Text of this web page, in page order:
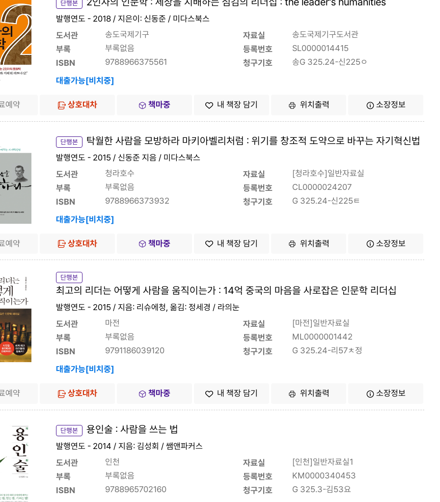
단행본
발행연도 - 2018 / 지은이: 신동준 / 미다스북스
도서관
송도국제기구 자료실
송도국제기구도서관
부록
부록없음 등록번호
SL0000014415
ISBN
9788966375561 청구기호
송G 325.24-신225ㅇ
대출가능[비치중]
예약 상호대차 책마중 내 책장 담기 위치출력 소장정보
단행본 탁월한 사람을 모방하라 마키아벨리처럼 : 위기를 창조적 도약으로 바꾸는 자기혁신법
발행연도 - 2015 / 신동준 지음 / 미다스북스
도서관
청라호수 자료실
[청라호수]일반자료실
부록
부록없음 등록번호
CL0000024207
ISBN
9788966373932 청구기호
G 325.24-신225ㅌ
대출가능[비치중]
예약 상호대차 책마중 내 책장 담기 위치출력 소장정보
단행본
최고의 리더는 어떻게 사람을 움직이는가 : 14억 중국의 마음을 사로잡은 인문학 리더십
발행연도 - 2015 / 지음: 리슈에청, 옮김: 정세경 / 라의눈
도서관
마전 자료실
[마전]일반자료실
부록
부록없음 등록번호
ML0000001442
ISBN
9791186039120 청구기호
G 325.24-리57ㅊ정
대출가능[비치중]
예약 상호대차 책마중 내 책장 담기 위치출력 소장정보
단행본 용인술 : 사람을 쓰는 법
발행연도 - 2014 / 지음: 김성회 / 쌤앤파커스
도서관
인천 자료실
[인천]일반자료실1
부록
부록없음 등록번호
KM0000340453
ISBN
9788965702160 청구기호
G 325.3-김53요